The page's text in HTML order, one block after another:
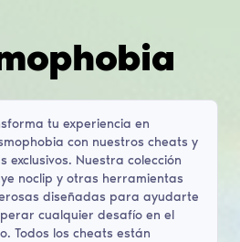
tu experiencia en
con nuestros cheats y
exclusivos. Nuestra colección
noclip y otras herramientas
diseñadas para ayudarte
cualquier desafío en el
Todos los cheats están